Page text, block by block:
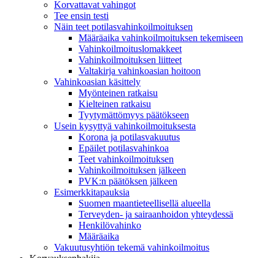
Korvattavat vahingot
Tee ensin testi
Näin teet potilasvahinkoilmoituksen
Määräaika vahinkoilmoituksen tekemiseen
Vahinkoilmoituslomakkeet
Vahinkoilmoituksen liitteet
Valtakirja vahinkoasian hoitoon
Vahinkoasian käsittely
Myönteinen ratkaisu
Kielteinen ratkaisu
Tyytymättömyys päätökseen
Usein kysyttyä vahinkoilmoituksesta
Korona ja potilasvakuutus
Epäilet potilasvahinkoa
Teet vahinkoilmoituksen
Vahinkoilmoituksen jälkeen
PVK:n päätöksen jälkeen
Esimerkkitapauksia
Suomen maantieteellisellä alueella
Terveyden- ja sairaanhoidon yhteydessä
Henkilövahinko
Määräaika
Vakuutusyhtiön tekemä vahinkoilmoitus